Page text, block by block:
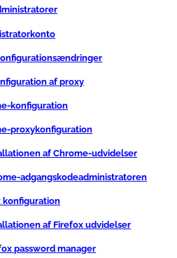
af proxy
konfiguration
proxykonfiguration
af Chrome-udvidelser
adgangskodeadministratoren
konfiguration
af Firefox udvidelser
password manager